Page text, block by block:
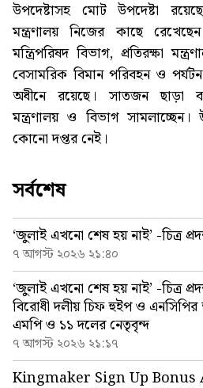
উপদেষ্টাসহ মোট উপদেষ্টা
মন্ত্রণালয় নিজের কাছে
মন্ত্রিপরিষদ বিভাগ, প্রতিরক্ষা
বেসামরিক বিমান পরিবহন ও পর্যটন
অধীনে রয়েছে। সাতজন ছাড়া
মন্ত্রণালয় ও বিভাগ
কোনো দপ্তর নেই।
সর্বশেষ
‘জুলাই এখনো শেষ হয় নাই’ -চিত্র
৭ আগস্ট ২০২৬ ২১:৪০
‘জুলাই এখনো শেষ হয় নাই’ -চিত্র
বিরোধী দলীয় চিফ হুইপ ও এনসিপির
এমপি ও ১১ দলের নেতৃবৃন্দ
৭ আগস্ট ২০২৬ ২১:১৭
Kingmaker Sign Up